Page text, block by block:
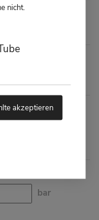
nicht.
akzeptieren
Armatur
bar